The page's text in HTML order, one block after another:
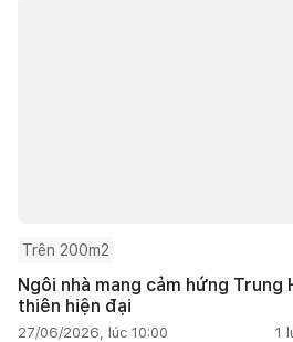
Trên 200m2
Ngôi nhà mang cảm hứng Trung
thiên hiện đại
27/06/2026, lúc 10:00 1